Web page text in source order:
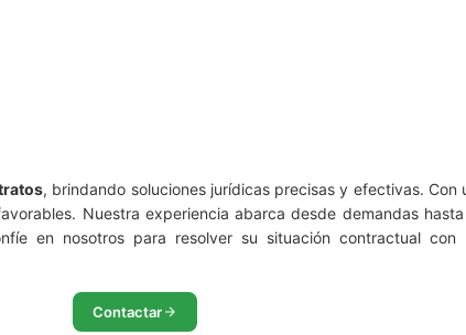
, brindando soluciones jurídicas precisas y efectivas. Con
Nuestra experiencia abarca desde demandas
en nosotros para resolver su situación contractual
Contactar